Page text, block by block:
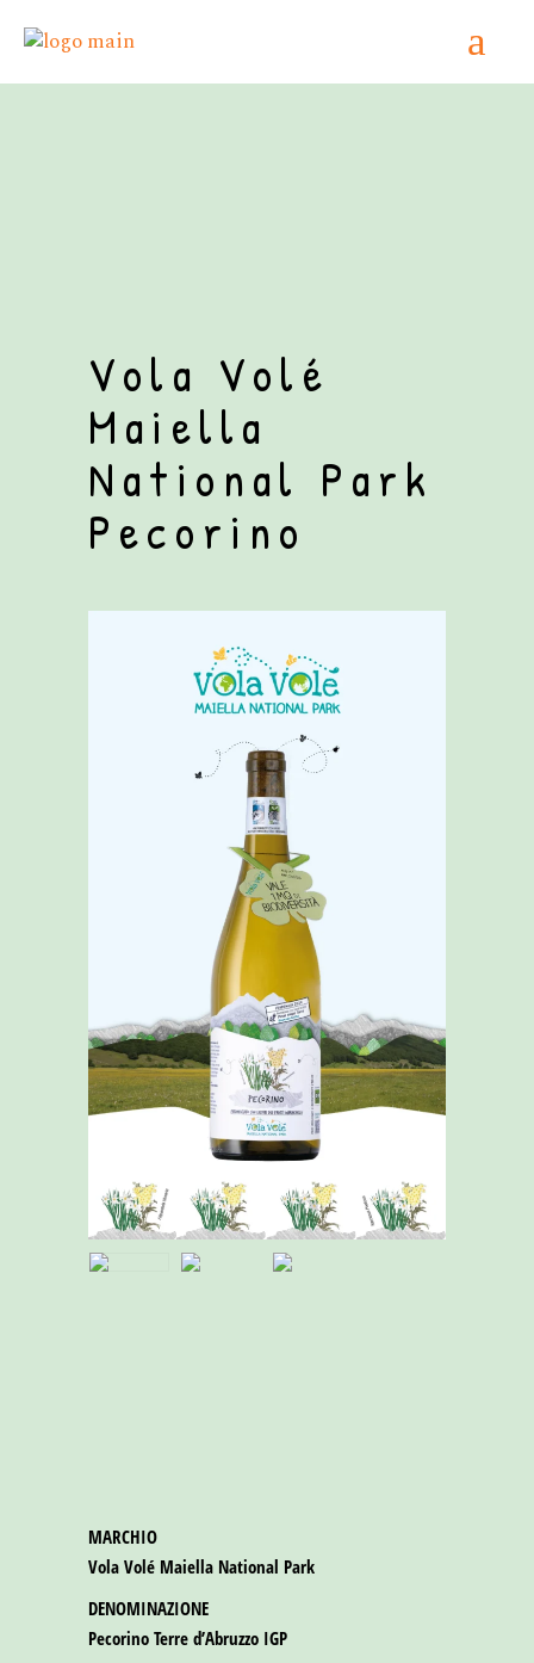
Vola Volé
Maiella
National Park
Pecorino
MARCHIO
Vola Volé Maiella National Park
DENOMINAZIONE
Pecorino Terre d’Abruzzo IGP